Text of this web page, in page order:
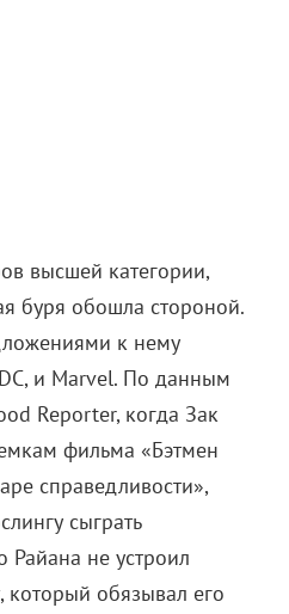
высшей категории,
буря обошла стороной.
к нему
и Marvel. По данным
Reporter, когда Зак
фильма «Бэтмен
справедливости»,
сыграть
Райана не устроил
который обязывал его